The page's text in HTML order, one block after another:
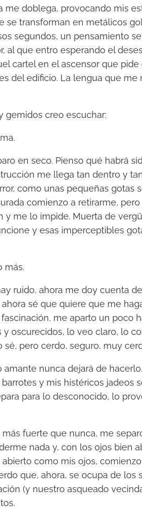
me doblega, provocando mis
se transforman en metálicos
segundos, un pensamiento
al que entro esperando el
cartel en el ascensor que
del edificio. La lengua que
gemidos creo escuchar:
en seco. Pienso qué habrá
me llega tan dentro y
como unas pequeñas gotas
comienzo a retirarme,
y me lo impide. Muerta de
y esas imperceptibles
más.
ruido, ahora me doy cuenta
sé que quiere que me
me aparto un poco
y oscurecidos, lo veo claro, lo
sé, pero cerdo, seguro, muy
amante nunca dejará de
y mis histéricos jadeos
para lo desconocido, lo
fuerte que nunca, me
nada y, con los ojos bien
como mis ojos,
que, ahora, se ocupa de los
(y nuestro asqueado